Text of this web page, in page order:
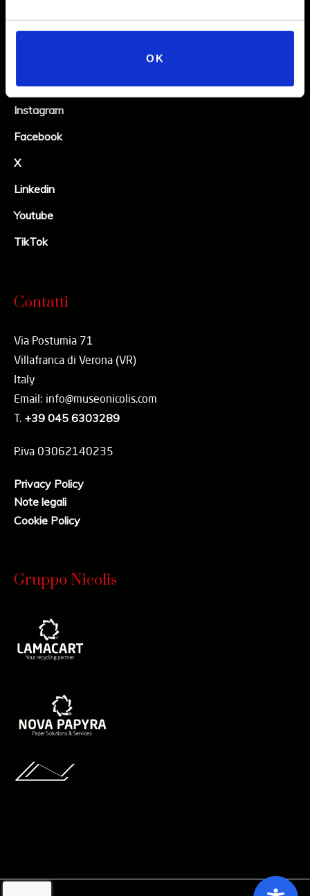
OK
Instagram
Facebook
X
Linkedin
Youtube
TikTok
Contatti
Via Postumia 71
Villafranca di Verona (VR)
Italy
Email: info@museonicolis.com
T. +39 045 6303289
P.iva 03062140235
Privacy Policy
Note legali
Cookie Policy
Gruppo Nicolis